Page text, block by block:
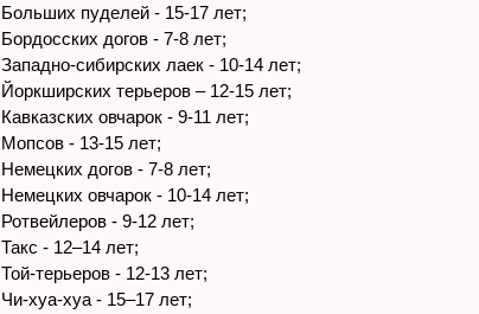
Больших пуделей - 15-17 лет;
Бордосских догов - 7-8 лет;
Западно-сибирских лаек - 10-14 лет;
Йоркширских терьеров – 12-15 лет;
Кавказских овчарок - 9-11 лет;
Мопсов - 13-15 лет;
Немецких догов - 7-8 лет;
Немецких овчарок - 10-14 лет;
Ротвейлеров - 9-12 лет;
Такс - 12–14 лет;
Той-терьеров - 12-13 лет;
Чи-хуа-хуа - 15–17 лет;